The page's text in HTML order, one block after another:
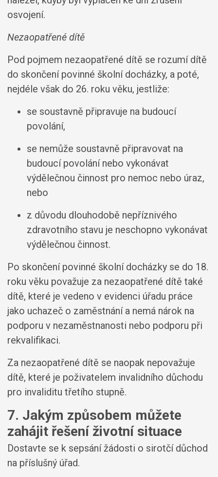
osvojení.
Nezaopatřené dítě
Pod pojmem nezaopatřené dítě se rozumí dítě
do skončení povinné školní docházky, a poté,
nejdéle však do 26. roku věku, jestliže:
se soustavně připravuje na budoucí
povolání,
se nemůže soustavně připravovat na
budoucí povolání nebo vykonávat
výdělečnou činnost pro nemoc nebo úraz,
nebo
z důvodu dlouhodobě nepříznivého
zdravotního stavu je neschopno vykonávat
výdělečnou činnost.
Po skončení povinné školní docházky se do 18.
roku věku považuje za nezaopatřené dítě také
dítě, které je vedeno v evidenci úřadu práce
jako uchazeč o zaměstnání a nemá nárok na
podporu v nezaměstnanosti nebo podporu při
rekvalifikaci.
Za nezaopatřené dítě se naopak nepovažuje
dítě, které je poživatelem invalidního důchodu
pro invaliditu třetího stupně.
7. Jakým způsobem můžete
zahájit řešení životní situace
Dostavte se k sepsání žádosti o sirotčí důchod
na příslušný úřad.